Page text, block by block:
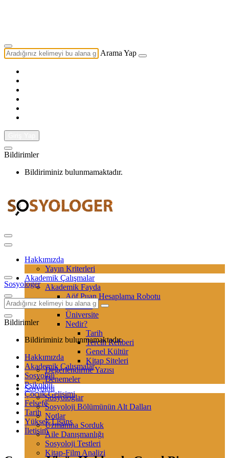
Arama Yap
Bildirimler
Bildiriminiz bulunmamaktadır.
Hakkımızda
Yayın Kriterleri
Akademik Çalışmalar
Akademik Fayda
Aöf Puan Hesaplama Robotu
Sertifika
Üniversite
Nedir?
Tarih
Tercih Rehberi
Genel Kültür
Kitap Siteleri
Değerlendirme Yazısı
Denemeler
Sosyoloji
Sosyologlar
Sosyoloji Bölümünün Alt Dalları
Notlar
Uzmanına Sorduk
Aile Danışmanlığı
Sosyoloji Testleri
Kitap-Film Analizi
Sosyologer
Bildirimler
Bildiriminiz bulunmamaktadır.
Hakkımızda
Akademik Çalışmalar
Sosyoloji
Psikoloji
Çocuk Gelişimi
Felsefe
Tarih
Yüksek Lisans
İletişim